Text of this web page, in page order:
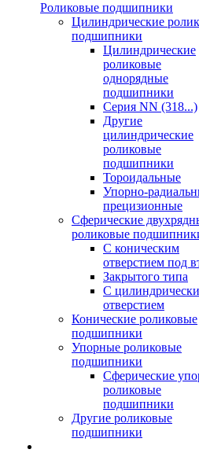
Роликовые подшипники
Цилиндрические
подшипники
Цилиндрические
роликовые
однорядные
подшипники
Серия NN (318...)
Другие
цилиндрические
роликовые
подшипники
Тороидальные
Упорно-
прецизионные
Сферические
роликовые
С коническим
отверстием под
Закрытого типа
С
отверстием
Конические роликовые
подшипники
Упорные роликовые
подшипники
Сферические
роликовые
подшипники
Другие роликовые
подшипники